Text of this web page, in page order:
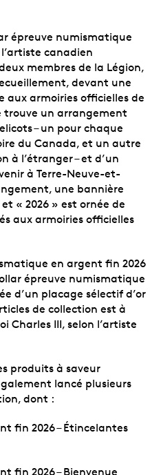
épreuve numismatique
canadien
membres de la Légion,
devant une
aux armoiries officielles de
trouve un arrangement
– un pour chaque
du Canada, et un autre
à l’étranger – et d’un
à Terre-Neuve-et-
une bannière
« 2026 » est ornée de
aux armoiries officielles
en argent fin 2026
épreuve numismatique
d’un placage sélectif d’or
de collection est à
Charles III, selon l’artiste
produits à saveur
lancé plusieurs
dont :
fin 2026 – Étincelantes
fin 2026 – Bienvenue